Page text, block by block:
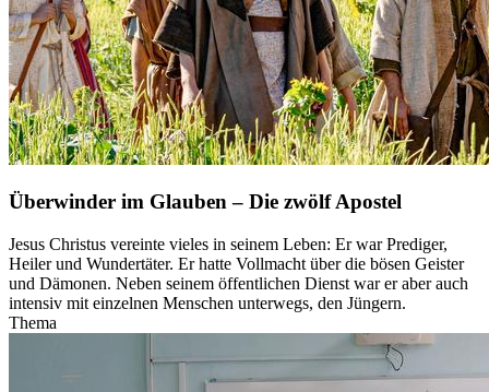
Überwinder im Glauben – Die zwölf Apostel
Jesus Christus vereinte vieles in seinem Leben: Er war Prediger,
Heiler und Wundertäter. Er hatte Vollmacht über die bösen Geister
und Dämonen. Neben seinem öffentlichen Dienst war er aber auch
intensiv mit einzelnen Menschen unterwegs, den Jüngern.
Thema